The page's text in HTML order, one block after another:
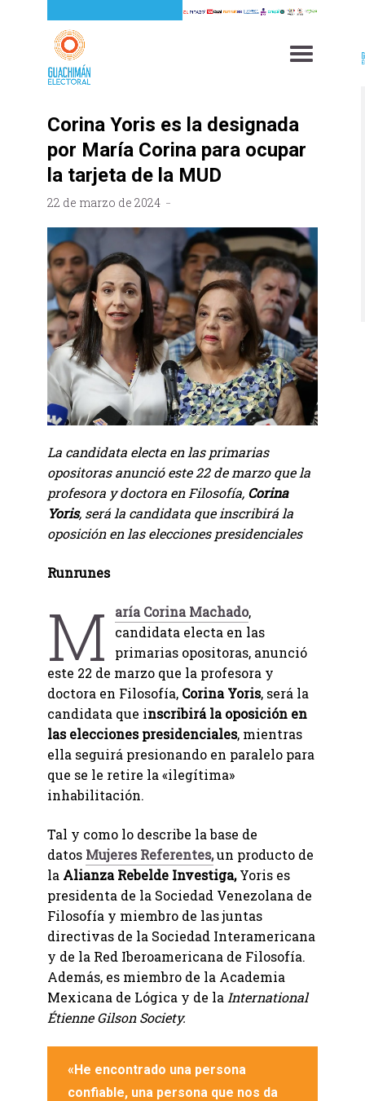
Corina Yoris es la designada
por María Corina para ocupar
la tarjeta de la MUD
22 de marzo de 2024
La candidata electa en las primarias
opositoras anunció este 22 de marzo que la
profesora y doctora en Filosofía, Corina
Yoris, será la candidata que inscribirá la
oposición en las elecciones presidenciales
Runrunes
M aría Corina Machado,
candidata electa en las
primarias opositoras, anunció
este 22 de marzo que la profesora y
doctora en Filosofía, Corina Yoris, será la
candidata que inscribirá la oposición en
las elecciones presidenciales, mientras
ella seguirá presionando en paralelo para
que se le retire la «ilegítima»
inhabilitación.
Tal y como lo describe la base de
datos Mujeres Referentes,un producto de
la Alianza Rebelde Investiga,Yoris es
presidenta de la Sociedad Venezolana de
Filosofía y miembro de las juntas
directivas de la Sociedad Interamericana
y de la Red Iberoamericana de Filosofía.
Además, es miembro de la Academia
Mexicana de Lógica y de la International
Étienne Gilson Society.
«He encontrado una persona
confiable, una persona que nos da